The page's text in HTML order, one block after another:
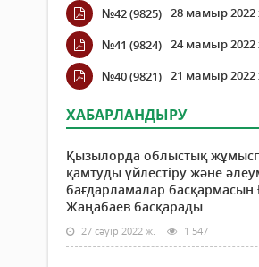
№42 (9825) 28 мамыр 2022
№41 (9824) 24 мамыр 2022
№40 (9821) 21 мамыр 2022
ХАБАРЛАНДЫРУ
Қызылорда облыстық
қамтуды үйлестіру және
бағдарламалар басқармасын
Жаңабаев басқарады
27 сәуір 2022 ж. 1 547